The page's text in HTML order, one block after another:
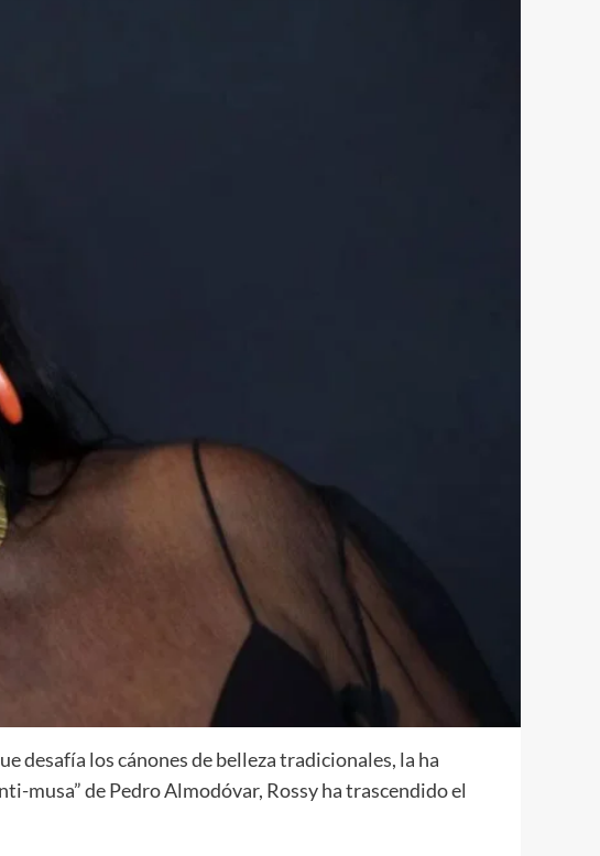
desafía los cánones de belleza tradicionales, la ha
musa” de Pedro Almodóvar, Rossy ha trascendido el